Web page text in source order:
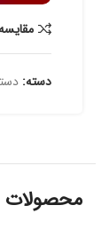
دسته:
محصولات